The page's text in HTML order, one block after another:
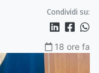
Condividi su:
18 ore fa